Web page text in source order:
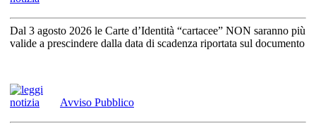
Dal 3 agosto 2026 le Carte d’Identità “cartacee” NON saranno più
valide a prescindere dalla data di scadenza riportata sul documento
Avviso Pubblico